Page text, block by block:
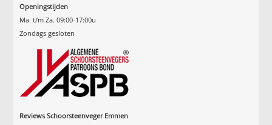
Openingstijden
Ma. t/m Za. 09:00-17:00u
Zondags gesloten
Reviews Schoorsteenveger Emmen